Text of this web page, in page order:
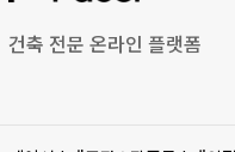
건축 전문 온라인 플랫폼